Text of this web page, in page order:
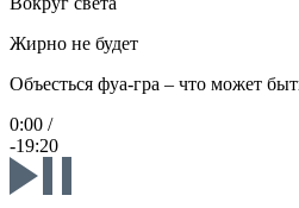
Жирно не будет
Объесться фуа-гра – что может
0:00 /
-19:20